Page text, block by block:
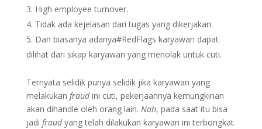
High employee turnover.
Tidak ada kejelasan dari tugas yang dikerjakan.
Dan biasanya adanya#RedFlags karyawan dapat
dilihat dari sikap karyawan yang menolak untuk cuti.
Ternyata selidik punya selidik jika karyawan yang
melakukan fraudini cuti, pekerjaannya kemungkinan
akan dihandle oleh orang lain. Nah, pada saat itu bisa
jadi fraudyang telah dilakukan karyawan ini terbongkat.